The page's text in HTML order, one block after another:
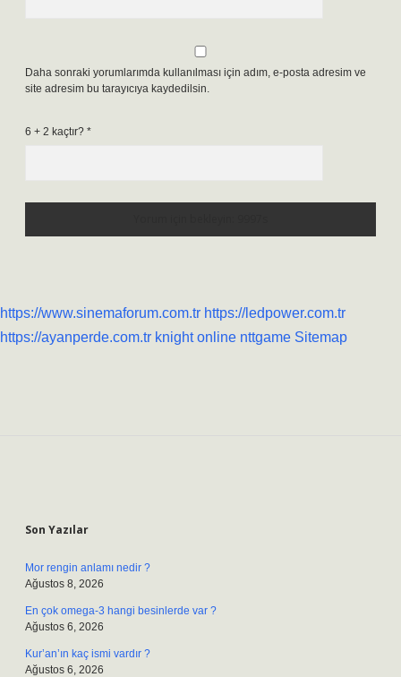
Daha sonraki yorumlarımda kullanılması için adım, e-posta adresim ve
site adresim bu tarayıcıya kaydedilsin.
6 + 2 kaçtır? *
https://www.sinemaforum.com.tr https://ledpower.com.tr
https://ayanperde.com.tr knight online nttgame Sitemap
Son Yazılar
Mor rengin anlamı nedir ?
Ağustos 8, 2026
En çok omega-3 hangi besinlerde var ?
Ağustos 6, 2026
Kur’an’ın kaç ismi vardır ?
Ağustos 6, 2026